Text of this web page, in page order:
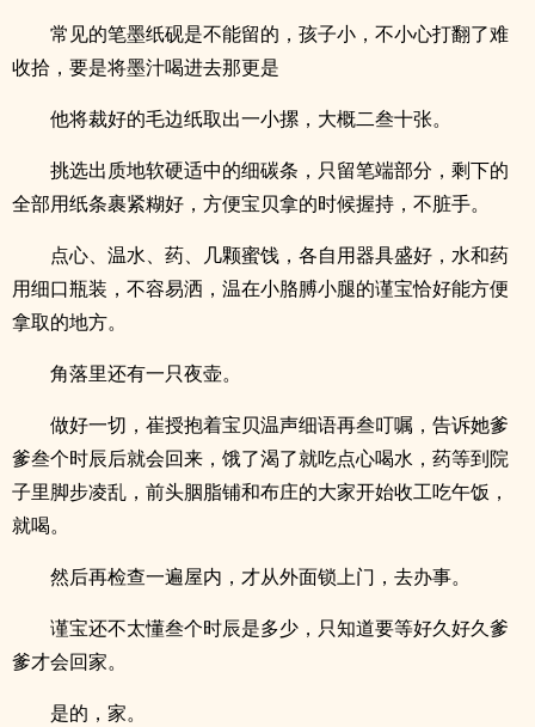
常见的笔墨纸砚是不能留的，孩子小，不小心打翻了难
收拾，要是将墨汁喝进去那更是
他将裁好的毛边纸取出一小摞，大概二叁十张。
挑选出质地软硬适中的细碳条，只留笔端部分，剩下的
全部用纸条裹紧糊好，方便宝贝拿的时候握持，不脏手。
点心、温水、药、几颗蜜饯，各自用器具盛好，水和药
用细口瓶装，不容易洒，温在小胳膊小腿的谨宝恰好能方便
拿取的地方。
角落里还有一只夜壶。
做好一切，崔授抱着宝贝温声细语再叁叮嘱，告诉她爹
爹叁个时辰后就会回来，饿了渴了就吃点心喝水，药等到院
子里脚步凌乱，前头胭脂铺和布庄的大家开始收工吃午饭，
就喝。
然后再检查一遍屋内，才从外面锁上门，去办事。
谨宝还不太懂叁个时辰是多少，只知道要等好久好久爹
爹才会回家。
是的，家。